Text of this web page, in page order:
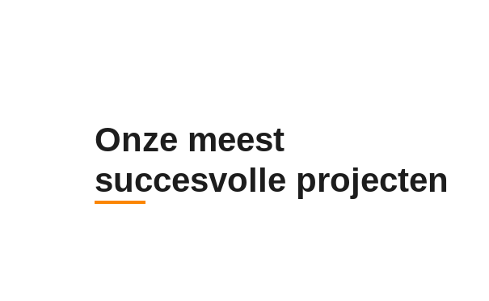
Onze meest
succesvolle projecten